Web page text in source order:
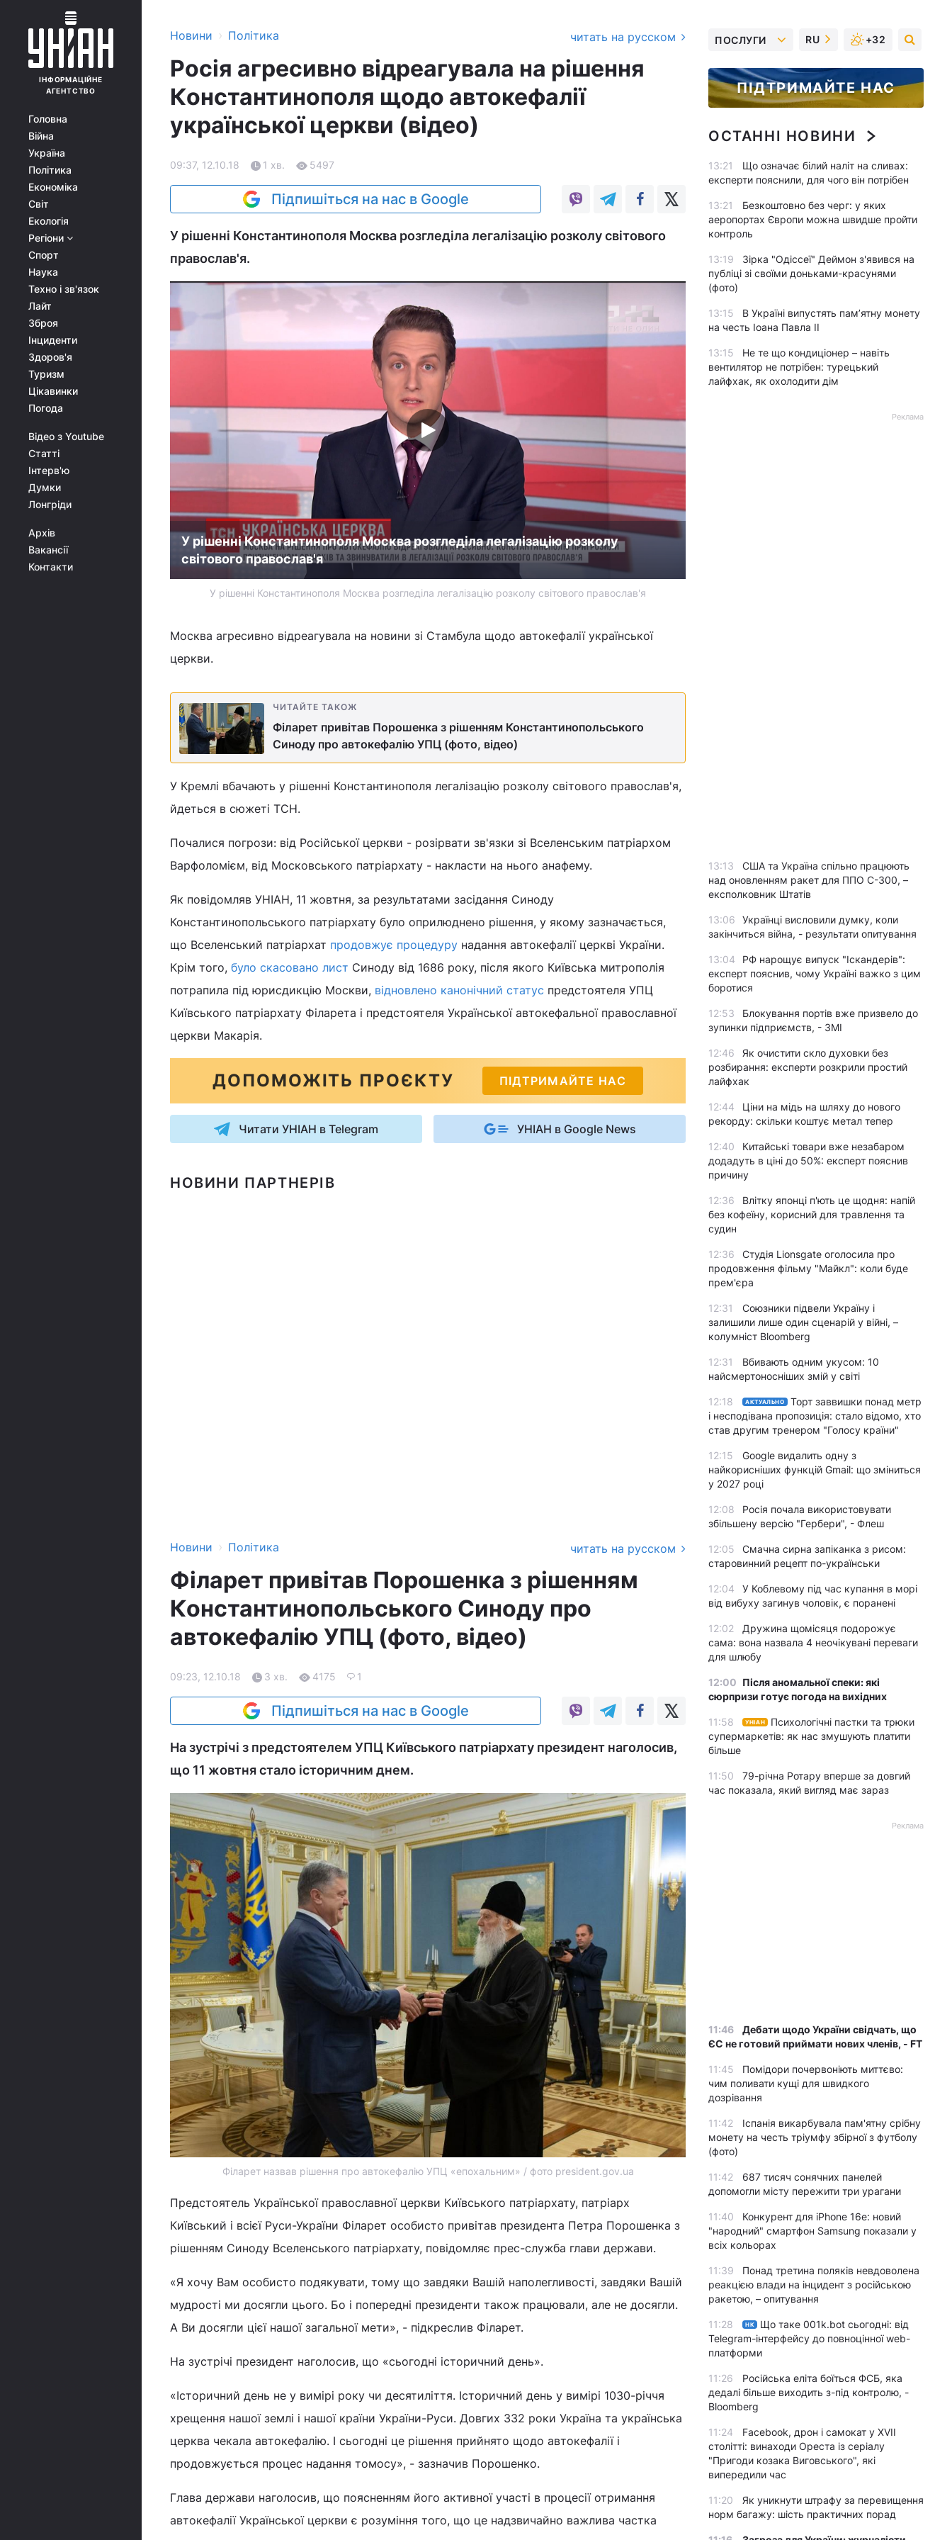
ІНФОРМАЦІЙНЕ
АГЕНТСТВО
Головна
Війна
Україна
Політика
Економіка
Світ
Екологія
Регіони
Спорт
Наука
Техно і зв'язок
Лайт
Зброя
Інциденти
Здоров'я
Туризм
Цікавинки
Погода
Відео з Youtube
Статті
Інтерв'ю
Думки
Лонгріди
Архів
Вакансії
Контакти
Новини › Політика читать на русском
Росія агресивно відреагувала на рішення
Константинополя щодо автокефалії
української церкви (відео)
09:37, 12.10.18 1 хв. 5497
Підпишіться на нас в Google
У рішенні Константинополя Москва розгледіла легалізацію розколу світового
православ'я.
У рішенні Константинополя Москва розгледіла легалізацію розколу
світового православ'я
У рішенні Константинополя Москва розгледіла легалізацію розколу світового православ'я
Москва агресивно відреагувала на новини зі Стамбула щодо автокефалії української
церкви.
ЧИТАЙТЕ ТАКОЖ
Філарет привітав Порошенка з рішенням Константинопольського
Синоду про автокефалію УПЦ (фото, відео)
У Кремлі вбачають у рішенні Константинополя легалізацію розколу світового православ'я,
йдеться в сюжеті ТСН.
Почалися погрози: від Російської церкви - розірвати зв'язки зі Вселенським патріархом
Варфоломієм, від Московського патріархату - накласти на нього анафему.
Як повідомляв УНІАН, 11 жовтня, за результатами засідання Синоду
Константинопольського патріархату було оприлюднено рішення, у якому зазначається,
що Вселенський патріархат продовжує процедуру надання автокефалії церкві України.
Крім того, було скасовано лист Синоду від 1686 року, після якого Київська митрополія
потрапила під юрисдикцію Москви, відновлено канонічний статус предстоятеля УПЦ
Київського патріархату Філарета і предстоятеля Української автокефальної православної
церкви Макарія.
ДОПОМОЖІТЬ ПРОЄКТУ ПІДТРИМАЙТЕ НАС
Читати УНІАН в Telegram УНІАН в Google News
НОВИНИ ПАРТНЕРІВ
Новини › Політика читать на русском
Філарет привітав Порошенка з рішенням
Константинопольського Синоду про
автокефалію УПЦ (фото, відео)
09:23, 12.10.18 3 хв. 4175 1
Підпишіться на нас в Google
На зустрічі з предстоятелем УПЦ Київського патріархату президент наголосив,
що 11 жовтня стало історичним днем.
Філарет назвав рішення про автокефалію УПЦ «епохальним» / фото president.gov.ua
Предстоятель Української православної церкви Київського патріархату, патріарх
Київський і всієї Руси-України Філарет особисто привітав президента Петра Порошенка з
рішенням Синоду Вселенського патріархату, повідомляє прес-служба глави держави.
«Я хочу Вам особисто подякувати, тому що завдяки Вашій наполегливості, завдяки Вашій
мудрості ми досягли цього. Бо і попередні президенти також працювали, але не досягли.
А Ви досягли цієї нашої загальної мети», - підкреслив Філарет.
На зустрічі президент наголосив, що «сьогодні історичний день».
«Історичний день не у вимірі року чи десятиліття. Історичний день у вимірі 1030-річчя
хрещення нашої землі і нашої країни України-Руси. Довгих 332 роки Україна та українська
церква чекала автокефалію. І сьогодні це рішення прийнято щодо автокефалії і
продовжується процес надання томосу», - зазначив Порошенко.
Глава держави наголосив, що поясненням його активної участі в процесії отримання
автокефалії Української церкви є розуміння того, що це надзвичайно важлива частка
ПОСЛУГИ RU +32
ПІДТРИМАЙТЕ НАС
ОСТАННІ НОВИНИ
13:21
Що означає білий наліт на сливах:
експерти пояснили, для чого він потрібен
13:21
Безкоштовно без черг: у яких
аеропортах Європи можна швидше пройти
контроль
13:19
Зірка "Одіссеї" Деймон з'явився на
публіці зі своїми доньками-красунями
(фото)
13:15
В Україні випустять пам’ятну монету
на честь Іоана Павла II
13:15
Не те що кондиціонер – навіть
вентилятор не потрібен: турецький
лайфхак, як охолодити дім
Реклама
13:13
США та Україна спільно працюють
над оновленням ракет для ППО С-300, –
експолковник Штатів
13:06
Українці висловили думку, коли
закінчиться війна, - результати опитування
13:04
РФ нарощує випуск "Іскандерів":
експерт пояснив, чому Україні важко з цим
боротися
12:53
Блокування портів вже призвело до
зупинки підприємств, - ЗМІ
12:46
Як очистити скло духовки без
розбирання: експерти розкрили простий
лайфхак
12:44
Ціни на мідь на шляху до нового
рекорду: скільки коштує метал тепер
12:40
Китайські товари вже незабаром
додадуть в ціні до 50%: експерт пояснив
причину
12:36
Влітку японці п'ють це щодня: напій
без кофеїну, корисний для травлення та
судин
12:36
Студія Lionsgate оголосила про
продовження фільму "Майкл": коли буде
прем'єра
12:31
Союзники підвели Україну і
залишили лише один сценарій у війні, –
колумніст Bloomberg
12:31
Вбивають одним укусом: 10
найсмертоносніших змій у світі
12:18 АКТУАЛЬНО
Торт заввишки понад метр
і несподівана пропозиція: стало відомо, хто
став другим тренером "Голосу країни"
12:15
Google видалить одну з
найкорисніших функцій Gmail: що зміниться
у 2027 році
12:08
Росія почала використовувати
збільшену версію "Гербери", - Флеш
12:05
Смачна сирна запіканка з рисом:
старовинний рецепт по-українськи
12:04
У Коблевому під час купання в морі
від вибуху загинув чоловік, є поранені
12:02
Дружина щомісяця подорожує
сама: вона назвала 4 неочікувані переваги
для шлюбу
12:00 Після аномальної спеки: які
сюрпризи готує погода на вихідних
11:58 УНІАН
Психологічні пастки та трюки
супермаркетів: як нас змушують платити
більше
11:50
79-річна Ротару вперше за довгий
час показала, який вигляд має зараз
Реклама
11:46
Дебати щодо України свідчать, що
ЄС не готовий приймати нових членів, - FT
11:45
Помідори почервоніють миттєво:
чим поливати кущі для швидкого
дозрівання
11:42
Іспанія викарбувала пам'ятну срібну
монету на честь тріумфу збірної з футболу
(фото)
11:42
687 тисяч сонячних панелей
допомогли місту пережити три урагани
11:40
Конкурент для iPhone 16e: новий
"народний" смартфон Samsung показали у
всіх кольорах
11:39
Понад третина поляків невдоволена
реакцією влади на інцидент з російською
ракетою, – опитування
11:28 НК
Що таке 001k.bot сьогодні: від
Telegram-інтерфейсу до повноцінної web-
платформи
11:26
Російська еліта боїться ФСБ, яка
дедалі більше виходить з-під контролю, -
Bloomberg
11:24
Facebook, дрон і самокат у XVII
столітті: винаходи Ореста із серіалу
"Пригоди козака Виговського", які
випередили час
11:20
Як уникнути штрафу за перевищення
норм багажу: шість практичних порад